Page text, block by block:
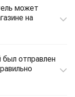
может
на
был отправлен